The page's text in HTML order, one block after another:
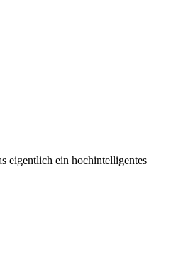
eigentlich ein hochintelligentes